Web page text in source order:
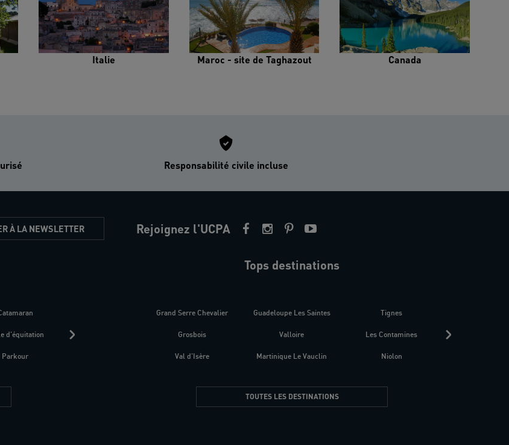
Italie Maroc - site de Taghazout Canada
Responsabilité civile incluse
À LA NEWSLETTER Rejoignez l'UCPA
d'équitation
Parkour
Trek-Randonnée pédestre
Parapente
Plongée
Tops destinations
Grand Serre Chevalier
Grosbois
Val d'Isère
Guadeloupe Les Saintes
Valloire
Martinique Le Vauclin
Tignes
Les Contamines
Niolon
TOUTES LES DESTINATIONS